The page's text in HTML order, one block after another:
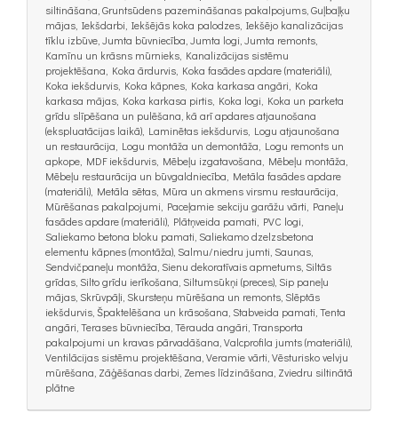
siltināšana, Gruntsūdens pazemināšanas pakalpojums, Guļbaļķu
mājas, Iekšdarbi, Iekšējās koka palodzes, Iekšējo kanalizācijas
tīklu izbūve, Jumta būvniecība, Jumta logi, Jumta remonts,
Kamīnu un krāsns mūrnieks, Kanalizācijas sistēmu
projektēšana, Koka ārdurvis, Koka fasādes apdare (materiāli),
Koka iekšdurvis, Koka kāpnes, Koka karkasa angāri, Koka
karkasa mājas, Koka karkasa pirtis, Koka logi, Koka un parketa
grīdu slīpēšana un pulēšana, kā arī apdares atjaunošana
(ekspluatācijas laikā), Laminētas iekšdurvis, Logu atjaunošana
un restaurācija, Logu montāža un demontāža, Logu remonts un
apkope, MDF iekšdurvis, Mēbeļu izgatavošana, Mēbeļu montāža,
Mēbeļu restaurācija un būvgaldniecība, Metāla fasādes apdare
(materiāli), Metāla sētas, Mūra un akmens virsmu restaurācija,
Mūrēšanas pakalpojumi, Paceļamie sekciju garāžu vārti, Paneļu
fasādes apdare (materiāli), Plātņveida pamati, PVC logi,
Saliekamo betona bloku pamati, Saliekamo dzelzsbetona
elementu kāpnes (montāža), Salmu/niedru jumti, Saunas,
Sendvičpaneļu montāža, Sienu dekoratīvais apmetums, Siltās
grīdas, Silto grīdu ierīkošana, Siltumsūkņi (preces), Sip paneļu
mājas, Skrūvpāļi, Skursteņu mūrēšana un remonts, Slēptās
iekšdurvis, Špaktelēšana un krāsošana, Stabveida pamati, Tenta
angāri, Terases būvniecība, Tērauda angāri, Transporta
pakalpojumi un kravas pārvadāšana, Valcprofila jumts (materiāli),
Ventilācijas sistēmu projektēšana, Veramie vārti, Vēsturisko velvju
mūrēšana, Zāģēšanas darbi, Zemes līdzināšana, Zviedru siltinātā
plātne